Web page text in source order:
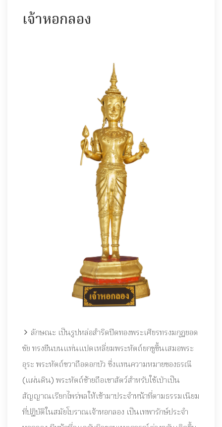
เจ้าหอกลอง
ลักษณะ เป็นรูปหล่อสำริดปิดทองพระเศียรทรงมกุฏยอด
ชัย ทรงยืนบนแท่นแปดเหลี่ยมพระหัตถ์ยกชูขึ้นเสมอพระ
อุระ พระหัตถ์ขวาถือดอกบัว ซึ่งแทนความหมายของธรณี
(แผ่นดิน) พระหัตถ์ซ้ายถือเขาสัตว์สำหรับใช้เป่าเป็น
สัญญาณเรียกไพร่พลให้เข้ามาประจำหน้าที่ตามธรรมเนียม
ที่ปฏิบัติในสมัยโบราณเจ้าหอกลอง เป็นเทพารักษ์ประจำ